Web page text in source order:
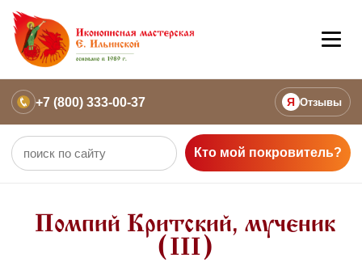
+7 (800) 333-00-37 Я Отзывы
Кто мой покровитель?
Помпий Критский, мученик
(III)